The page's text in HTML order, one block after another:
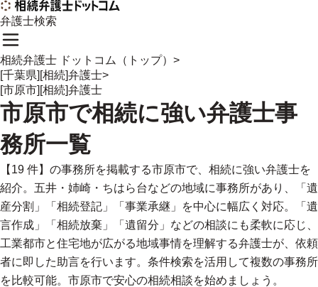
弁護士検索
相続弁護士 ドットコム（トップ） >
[千葉県][相続]弁護士>
[市原市][相続]弁護士
市原市で相続に強い弁護士事
務所一覧
【19 件】の事務所を掲載する市原市で、相続に強い弁護士を
紹介。五井・姉崎・ちはら台などの地域に事務所があり、「遺
産分割」「相続登記」「事業承継」を中心に幅広く対応。「遺
言作成」「相続放棄」「遺留分」などの相談にも柔軟に応じ、
工業都市と住宅地が広がる地域事情を理解する弁護士が、依頼
者に即した助言を行います。条件検索を活用して複数の事務所
を比較可能。市原市で安心の相続相談を始めましょう。